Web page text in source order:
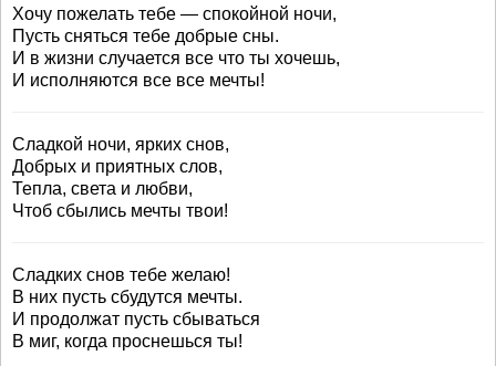
Хочу пожелать тебе — спокойной ночи,
Пусть сняться тебе добрые сны.
И в жизни случается все что ты хочешь,
И исполняются все все мечты!
Сладкой ночи, ярких снов,
Добрых и приятных слов,
Тепла, света и любви,
Чтоб сбылись мечты твои!
Сладких снов тебе желаю!
В них пусть сбудутся мечты.
И продолжат пусть сбываться
В миг, когда проснешься ты!